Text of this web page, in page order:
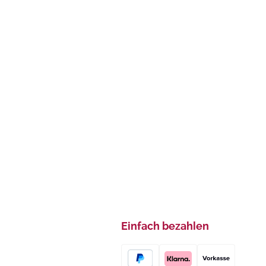
Einfach bezahlen